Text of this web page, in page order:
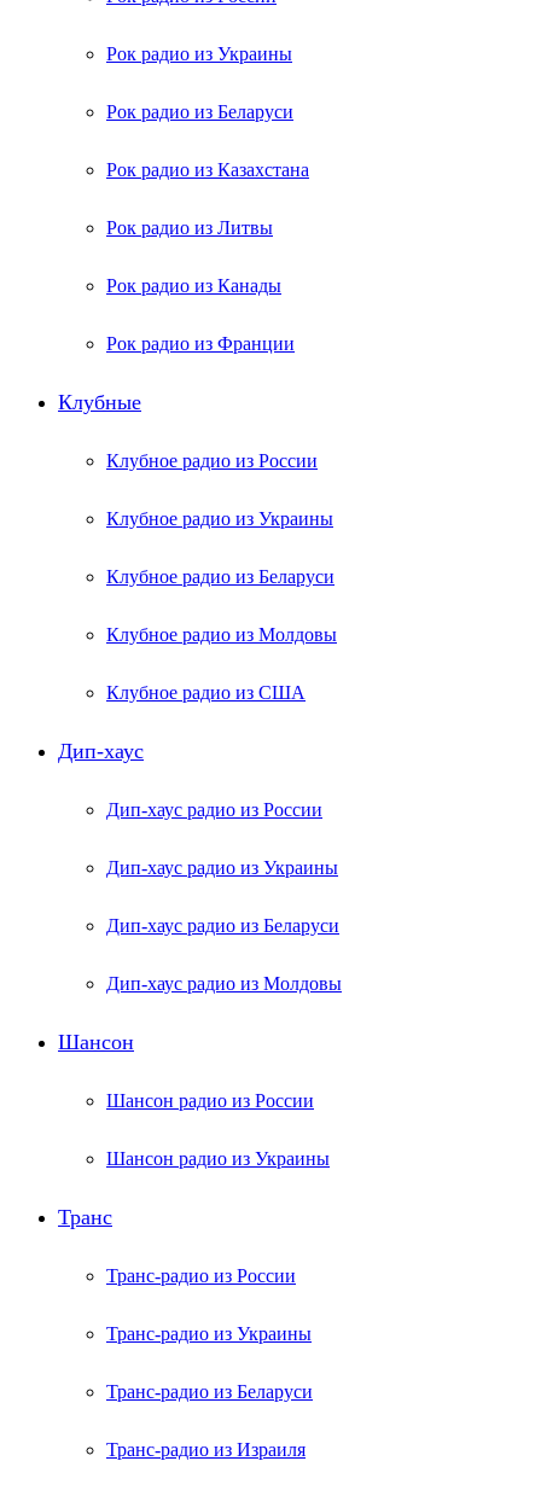
Рок радио из Украины
Рок радио из Беларуси
Рок радио из Казахстана
Рок радио из Литвы
Рок радио из Канады
Рок радио из Франции
Клубные
Клубное радио из России
Клубное радио из Украины
Клубное радио из Беларуси
Клубное радио из Молдовы
Клубное радио из США
Дип-хаус
Дип-хаус радио из России
Дип-хаус радио из Украины
Дип-хаус радио из Беларуси
Дип-хаус радио из Молдовы
Шансон
Шансон радио из России
Шансон радио из Украины
Транс
Транс-радио из России
Транс-радио из Украины
Транс-радио из Беларуси
Транс-радио из Израиля